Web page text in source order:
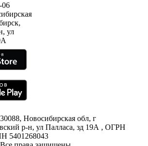
06
ул
Новосибирская обл, г
р-н, ул Палласа, зд 19А , ОГРН
5401268043